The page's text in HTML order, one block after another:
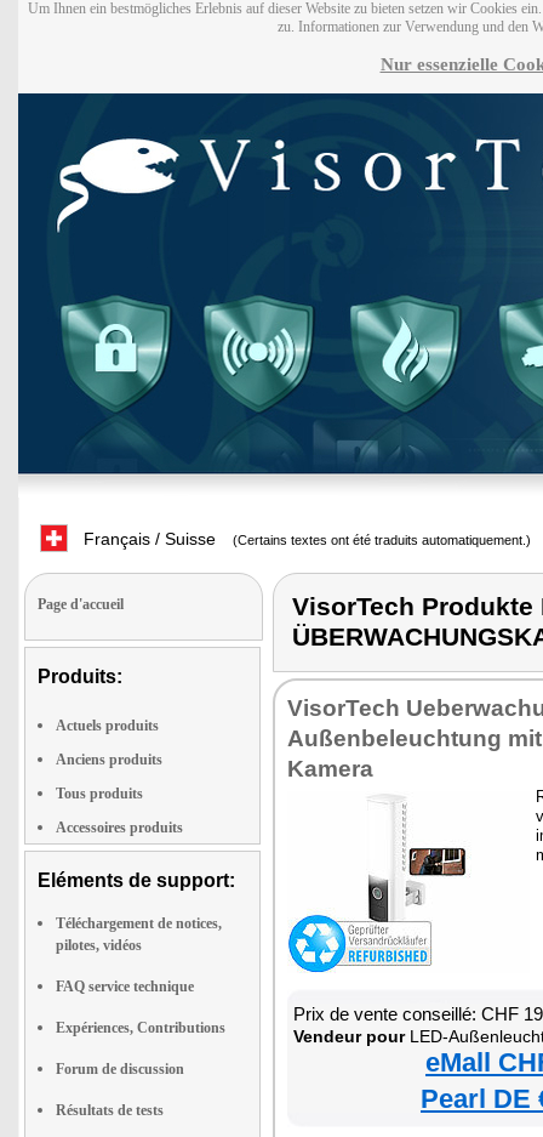
Um Ihnen ein bestmögliches Erlebnis auf dieser Website zu bieten setzen wir Cookies
zu. Informationen zur Verwendung und den
Nur essenzielle
Français / Suisse (Certains textes ont été traduits automatiquement.)
Page d'accueil
Produits:
Actuels produits
Anciens produits
Tous produits
Accessoires produits
Eléments de support:
Téléchargement de notices,
pilotes, vidéos
FAQ service technique
Expériences, Contributions
Forum de discussion
Résultats de tests
VisorTech Produkte
VisorTech
Außenbeleuchtung
Kamera
Prix de vente conseillé: CHF
Vendeur pourLED-Außenleuchte mit
eMall
Pearl DE